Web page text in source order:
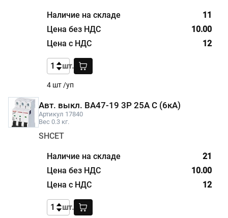
11
4 шт /уп
10.00
12
шт.
Авт. выкл. BA47-19 3P 25А С (6кА)
Артикул 17840
Вес 0.3 кг.
SHCET
21
10.00
12
шт.